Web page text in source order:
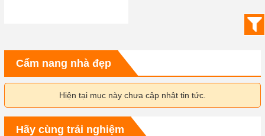
Cẩm nang nhà đẹp
Hiện tại mục này chưa cập nhật tin tức.
Hãy cùng trải nghiệm